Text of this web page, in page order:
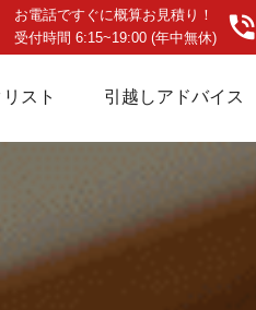
スト 引越しアドバイス
お電話ですぐに概算お見積り！
受付時間 6:15~19:00 (年中無休)
phone_in_talk